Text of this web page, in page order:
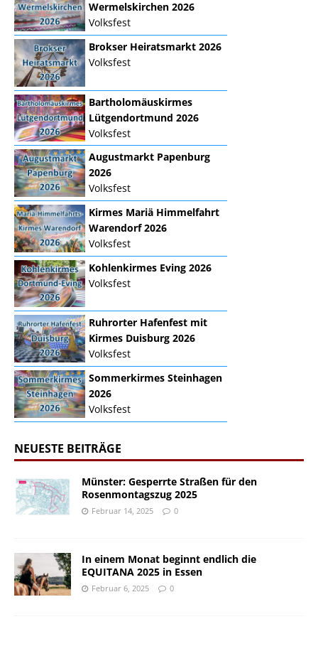
Wermelskirchen 2026
Volksfest
Brokser Heiratsmarkt 2026
Volksfest
Bartholomäuskirmes
Lütgendortmund 2026
Volksfest
Augustmarkt Papenburg
2026
Volksfest
Kirmes Mariä Himmelfahrt
Warendorf 2026
Volksfest
Kohlenkirmes Eving 2026
Volksfest
Ruhrorter Hafenfest mit
Kirmes Duisburg 2026
Volksfest
Sommerkirmes Steinhagen
2026
Volksfest
NEUESTE BEITRÄGE
Münster: Gesperrte Straßen für den
Rosenmontagszug 2025
Februar 14, 2025 0
In einem Monat beginnt endlich die
EQUITANA 2025 in Essen
Februar 6, 2025 0